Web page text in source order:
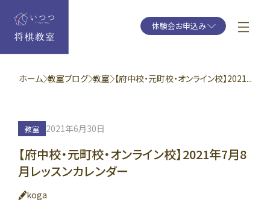
体験会お申込み
ホーム 教室ブログ 教室 【府中校・元町校・オンライン校】2021...
教室 2021年6月30日
【府中校・元町校・オンライン校】2021年7月8
月レッスンカレンダー
koga